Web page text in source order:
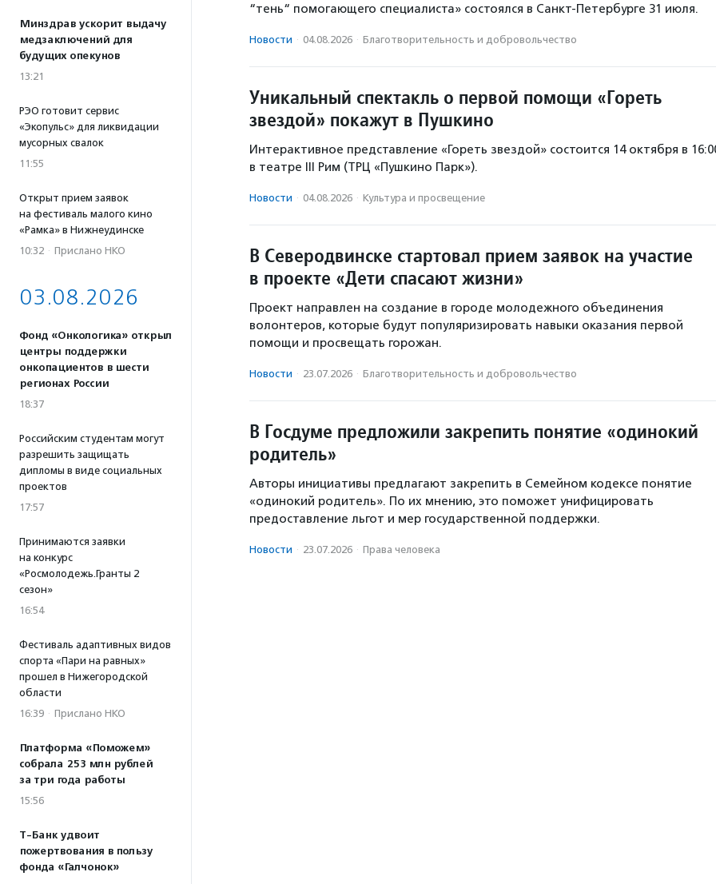
Минздрав ускорит выдачу
медзаключений для
будущих опекунов
13:21
РЭО готовит сервис
«Экопульс» для ликвидации
мусорных свалок
11:55
Открыт прием заявок
на фестиваль малого кино
«Рамка» в Нижнеудинске
10:32 · Прислано НКО
03.08.2026
Фонд «Онкологика» открыл
центры поддержки
онкопациентов в шести
регионах России
18:37
Российским студентам могут
разрешить защищать
дипломы в виде социальных
проектов
17:57
Принимаются заявки
на конкурс
«Росмолодежь.Гранты 2
сезон»
16:54
Фестиваль адаптивных видов
спорта «Пари на равных»
прошел в Нижегородской
области
16:39 · Прислано НКО
Платформа «Поможем»
собрала 253 млн рублей
за три года работы
15:56
Т-Банк удвоит
пожертвования в пользу
фонда «Галчонок»
“тень“ помогающего специалиста» состоялся в Санкт-Петербурге 31 июля.
Новости · 04.08.2026 · Благотвори­тель­ность и доброволь­чест­во
Уникальный спектакль о первой помощи «Гореть
звездой» покажут в Пушкино
Интерактивное представление «Гореть звездой» состоится 14 октября в
в театре III Рим (ТРЦ «Пушкино Парк»).
Новости · 04.08.2026 · Культура и просвещение
В Северодвинске стартовал прием заявок на участие
в проекте «Дети спасают жизни»
Проект направлен на создание в городе молодежного объединения
волонтеров, которые будут популяризировать навыки оказания первой
помощи и просвещать горожан.
Новости · 23.07.2026 · Благотвори­тель­ность и доброволь­чест­во
В Госдуме предложили закрепить понятие «одинокий
родитель»
Авторы инициативы предлагают закрепить в Семейном кодексе понятие
«одинокий родитель». По их мнению, это поможет унифицировать
предоставление льгот и мер государственной поддержки.
Новости · 23.07.2026 · Права человека